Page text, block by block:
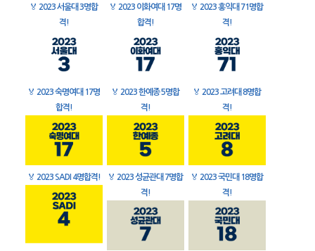
🏅 2023 서울대 3명합
격!
🏅 2023 이화여대 17명
합격!
🏅 2023 홍익대 71명합
격!
🏅 2023 숙명여대 17명
합격!
🏅 2023 한예종 5명합
격!
🏅 2023 고려대 8명합
격!
🏅 2023 SADI 4명합격! 🏅 2023 성균관대 7명합
격!
🏅 2023 국민대 18명합
격!